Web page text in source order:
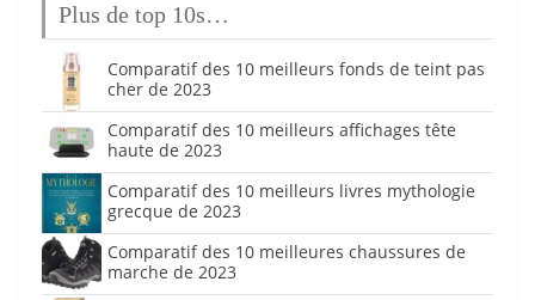
Plus de top 10s…
Comparatif des 10 meilleurs fonds de teint pas
cher de 2023
Comparatif des 10 meilleurs affichages tête
haute de 2023
Comparatif des 10 meilleurs livres mythologie
grecque de 2023
Comparatif des 10 meilleures chaussures de
marche de 2023